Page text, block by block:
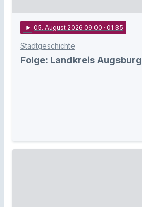
play_arrow 05. August 2026 09:00 · 01:35
Stadtgeschichte
Folge: Landkreis Augsburg